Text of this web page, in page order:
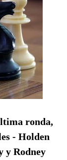
ronda,
- Holden
y Rodney